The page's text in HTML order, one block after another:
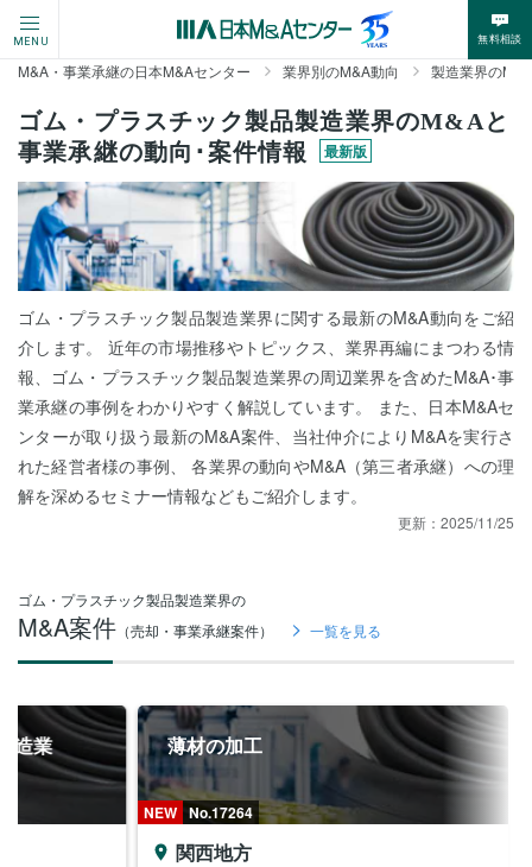
MENU 無料相談
M&A・事業承継の日本M&Aセンター 業界別のM&A動向 製造業界のM&A
ゴム・プラスチック製品製造業界のM&Aと
事業承継の動向･案件情報
最新版
ゴム・プラスチック製品製造業界に関する最新のM&A動向をご紹
介します。 近年の市場推移やトピックス、業界再編にまつわる情
報、ゴム・プラスチック製品製造業界の周辺業界を含めたM&A･事
業承継の事例をわかりやすく解説しています。 また、日本M&Aセ
ンターが取り扱う最新のM&A案件、当社仲介によりM&Aを実行さ
れた経営者様の事例、 各業界の動向やM&A（第三者承継）への理
解を深めるセミナー情報などもご紹介します。
更新： 2025/11/25
ゴム・プラスチック製品製造業界の
M&A案件 （売却・事業承継案件） 一覧を見る
造業
NEW No.17264
薄材の加工
関西地方